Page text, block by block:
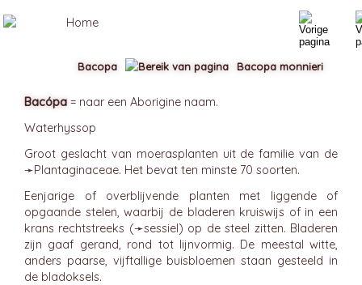
Bacópa = naar een Aborigine naam.
Waterhyssop
Groot geslacht van moerasplanten uit de familie van de
➛Plantaginaceae. Het bevat ten minste 70 soorten.
Eenjarige of overblijvende planten met liggende of
opgaande stelen, waarbij de bladeren kruiswijs of in een
krans rechtstreeks (➛sessiel) op de steel zitten. Bladeren
zijn gaaf gerand, rond tot lijnvormig. De meestal witte,
anders paarse, vijftallige buisbloemen staan gesteeld in
de bladoksels.
Bacopa Bacopa monnieri